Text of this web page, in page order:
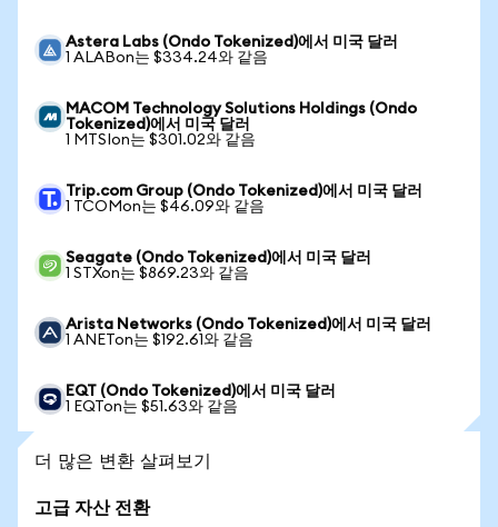
Astera Labs (Ondo Tokenized)에서 미국 달러
1 ALABon는 $334.24와 같음
MACOM Technology Solutions Holdings (Ondo
Tokenized)에서 미국 달러
1 MTSIon는 $301.02와 같음
Trip.com Group (Ondo Tokenized)에서 미국 달러
1 TCOMon는 $46.09와 같음
Seagate (Ondo Tokenized)에서 미국 달러
1 STXon는 $869.23와 같음
Arista Networks (Ondo Tokenized)에서 미국 달러
1 ANETon는 $192.61와 같음
EQT (Ondo Tokenized)에서 미국 달러
1 EQTon는 $51.63와 같음
더 많은 변환 살펴보기
고급 자산 전환